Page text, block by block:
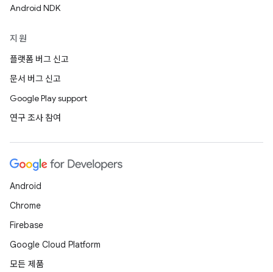
Android NDK
지원
플랫폼 버그 신고
문서 버그 신고
Google Play support
연구 조사 참여
Android
Chrome
Firebase
Google Cloud Platform
모든 제품